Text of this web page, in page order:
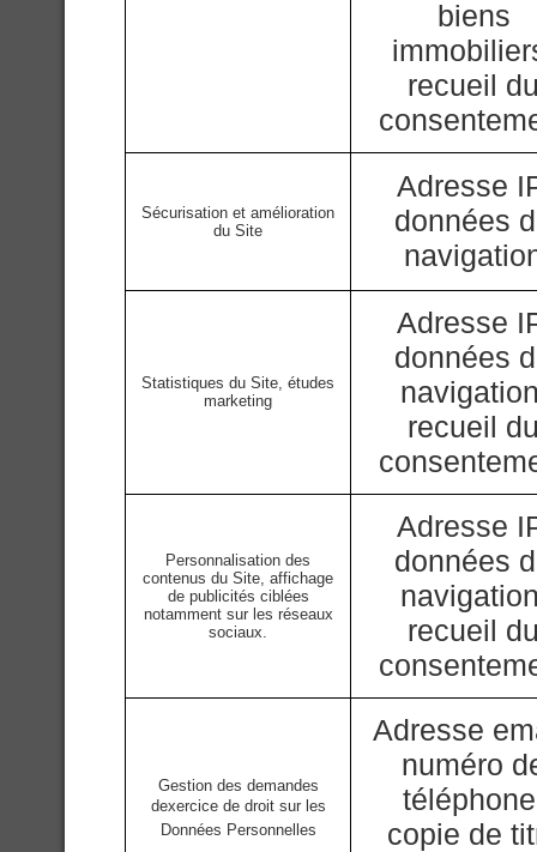
biens
recueil
Sécurisation et amélioration
du Site
Adresse
données
Statistiques du Site, études
marketing
Adresse
données
recueil
Personnalisation des
contenus du Site, affichage
de publicités ciblées
notamment sur les réseaux
sociaux.
Adresse
données
recueil
Gestion des demandes
dexercice de droit sur les
Données Personnelles
Adresse
numéro
copie de